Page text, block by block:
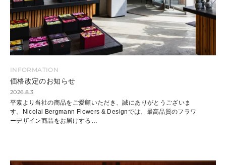
INFORMATION
価格改定のお知らせ
2026.8.3
平素より当社の商品をご愛顧いただき、誠にありがとうございま
す。Nicolai Bergmann Flowers & Designでは、最高品質のフラワ
ーデザイン商品をお届けする